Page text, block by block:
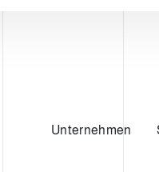
Unternehmen